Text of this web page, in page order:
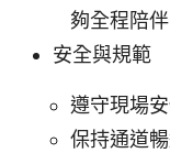
夠全程陪伴
安全與規範
遵守現場
保持通道